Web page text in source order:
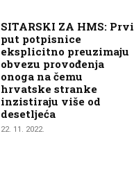
SITARSKI ZA HMS: Prvi
put potpisnice
eksplicitno preuzimaju
obvezu provođenja
onoga na čemu
hrvatske stranke
inzistiraju više od
desetljeća
22. 11. 2022.